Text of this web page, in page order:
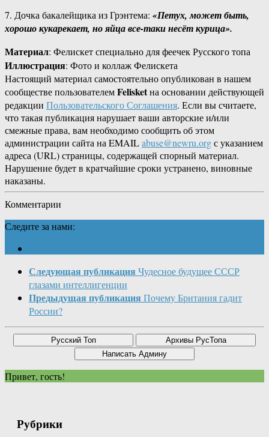
7. Дочка бакалейщика из Грэнтема: «Петух, может быть,
хорошо кукарекает, но яйца все-таки несёт курица».
Материал: Фелискет специально для феечек Русского топа
Иллюстрация: Фото и коллаж Фелискета
Настоящий материал самостоятельно опубликован в нашем
сообществе пользователемFelisketна основании действующей
редакции Пользовательского Соглашения. Если вы считаете,
что такая публикация нарушает ваши авторские и/или
смежные права, вам необходимо сообщить об этом
администрации сайта на EMAILabuse@newru.orgс указанием
адреса (URL) страницы, содержащей спорный материал.
Нарушение будет в кратчайшие сроки устранено, виновные
наказаны.
Комментарии
Следите за нами:
Следующая публикация Чудесное будущее СССР
глазами интеллигенции
Предыдущая публикация Почему Британия гадит
России?
Привет, гость!
Рубрики